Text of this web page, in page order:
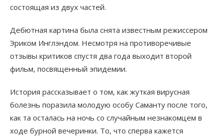
состоящая из двух частей.
Дебютная картина была снята известным режиссером
Эриком Инглэндом. Несмотря на противоречивые
отзывы критиков спустя два года выходит второй
фильм, посвященный эпидемии.
История рассказывает о том, как жуткая вирусная
болезнь поразила молодую особу Саманту после того,
как та осталась на ночь со случайным незнакомцем в
ходе бурной вечеринки. То, что сперва кажется